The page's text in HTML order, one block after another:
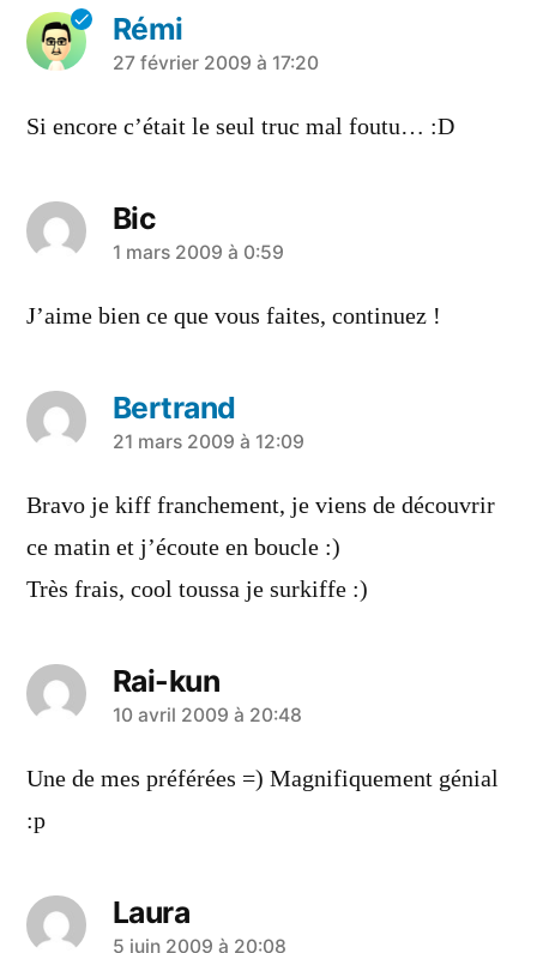
Rémi
a
dit :
27 février 2009 à 17:20
Si encore c’était le seul truc mal foutu… :D
Bic
a
dit :
1 mars 2009 à 0:59
J’aime bien ce que vous faites, continuez !
Bertrand
a
dit :
21 mars 2009 à 12:09
Bravo je kiff franchement, je viens de découvrir
ce matin et j’écoute en boucle :)
Très frais, cool toussa je surkiffe :)
Rai-kun
a
10 avril 2009 à 20:48
Une de mes préférées =) Magnifiquement génial
:p
Laura
5 juin 2009 à 20:08